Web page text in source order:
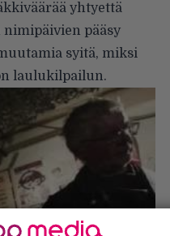
yhtyettä
pääsy
syitä, miksi
laulukilpailun.